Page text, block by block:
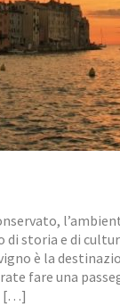
storia e di
è la
fare una
[…]